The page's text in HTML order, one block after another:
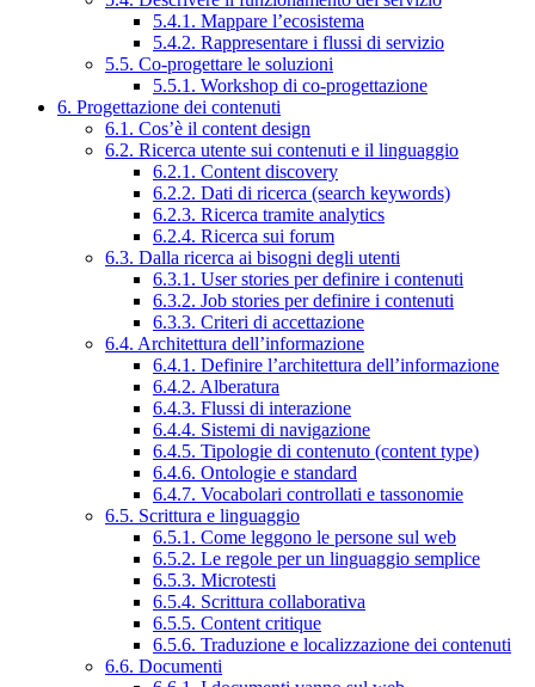
5.4.1. Mappare l’ecosistema
5.4.2. Rappresentare i flussi di servizio
5.5. Co-progettare le soluzioni
5.5.1. Workshop di co-progettazione
6. Progettazione dei contenuti
6.1. Cos’è il content design
6.2. Ricerca utente sui contenuti e il linguaggio
6.2.1. Content discovery
6.2.2. Dati di ricerca (search keywords)
6.2.3. Ricerca tramite analytics
6.2.4. Ricerca sui forum
6.3. Dalla ricerca ai bisogni degli utenti
6.3.1. User stories per definire i contenuti
6.3.2. Job stories per definire i contenuti
6.3.3. Criteri di accettazione
6.4. Architettura dell’informazione
6.4.1. Definire l’architettura dell’informazione
6.4.2. Alberatura
6.4.3. Flussi di interazione
6.4.4. Sistemi di navigazione
6.4.5. Tipologie di contenuto (content type)
6.4.6. Ontologie e standard
6.4.7. Vocabolari controllati e tassonomie
6.5. Scrittura e linguaggio
6.5.1. Come leggono le persone sul web
6.5.2. Le regole per un linguaggio semplice
6.5.3. Microtesti
6.5.4. Scrittura collaborativa
6.5.5. Content critique
6.5.6. Traduzione e localizzazione dei contenuti
6.6. Documenti